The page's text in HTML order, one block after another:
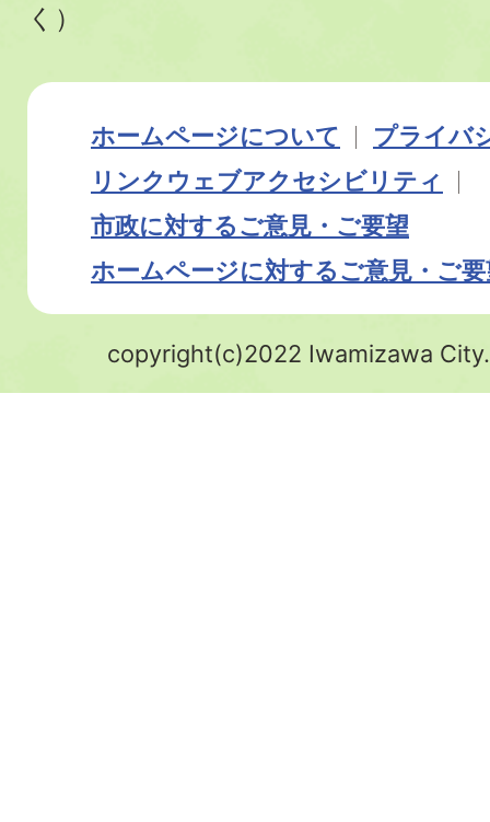
く）
ホームページについて
プライバ
リンク ウェブアクセシビリティ
市政に対するご意見・ご要望
ホームページに対するご意見・ご
copyright(c)2022 Iwamizawa